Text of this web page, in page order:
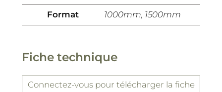
Format 1000mm, 1500mm
Fiche technique
Connectez-vouspour télécharger la fiche